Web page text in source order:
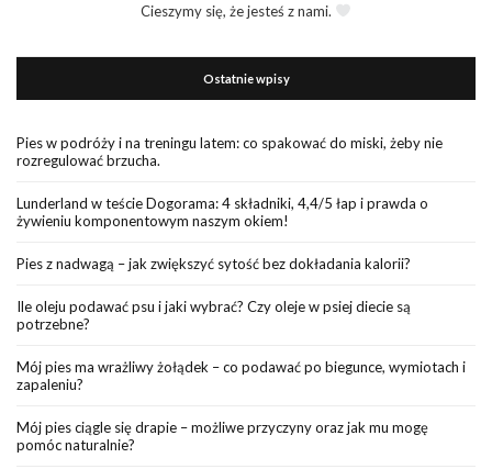
Cieszymy się, że jesteś z nami.
Ostatnie wpisy
Pies w podróży i na treningu latem: co spakować do miski, żeby nie
rozregulować brzucha.
Lunderland w teście Dogorama: 4 składniki, 4,4/5 łap i prawda o
żywieniu komponentowym naszym okiem!
Pies z nadwagą – jak zwiększyć sytość bez dokładania kalorii?
Ile oleju podawać psu i jaki wybrać? Czy oleje w psiej diecie są
potrzebne?
Mój pies ma wrażliwy żołądek – co podawać po biegunce, wymiotach i
zapaleniu?
Mój pies ciągle się drapie – możliwe przyczyny oraz jak mu mogę
pomóc naturalnie?